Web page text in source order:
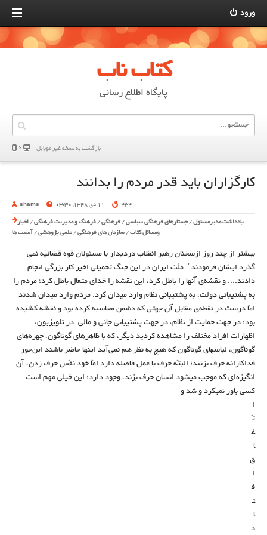
ورود
کتاب ناب
پایگاه اطلاع رسانی
بازگشت به نسخه غير موبایل
کارگزاران باید قدر مردم را بدانند
shams 11 دی 1348, 03:30 434
یادداشت مدیرمسئول /جستارهای فرهنگی سیاسی / فرهنگی / فرهنگ و مدیریت فرهنگی / اخبار
ومسائل کتاب / سازمان های فرهنگی / علمی پژوهشی / آسیب ها
بیشتر از چند روز ازسخنان رهبر انقلاب دردیدار با مسئولان قوه قضائیه نمی
گذرد ایشان فرمودند": ملّت ایران در این جنگ تحمیلیِ اخیر کار بزرگی انجام
دادند.... و نقشه‌ی آنها را باطل کرد، این نقشه را خدای متعال باطل کرد؛ مردم را
به پشتیبانی دولت، به پشتیبانی نظام وارد میدان کرد. مردم وارد میدان شدند
امّا درست در نقطه‌ی مقابل آن جهتی که دشمن محاسبه کرده بود و نقشه کشیده
بود؛ در جهت حمایت از نظام، در جهت پشتیبانی جانی و مالی. در تلویزیون،
اظهارات افراد مختلف را مشاهده کردید دیگر، که با ظاهرهای گوناگون، چهره‌های
گوناگون، لباسهای گوناگون که هیچ به نظر هم نمی‌آید اینها حاضر باشند این‌جور
فداکارانه حرف بزنند؛ البتّه حرف با عمل فاصله دارد امّا خود نفْس حرف زدن، آن
انگیزه‌ای که موجب میشود انسان حرف بزند، وجود دارد؛ این خیلی مهم است.
کسی باور نمیکرد و شد و
ا
تّ
ف
ا
ق
ا
ف
ت
ا
د